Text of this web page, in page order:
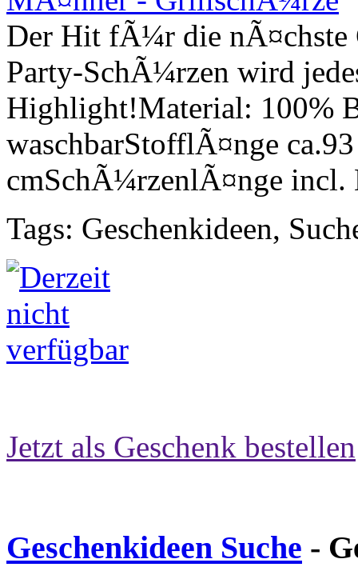
Der Hit fÃ¼r die
Party-SchÃ¼rzen wird
Highlight!Material: 100%
waschbarStofflÃ¤nge
cmSchÃ¼rzenlÃ¤nge incl.
Tags: Geschenkideen,
Jetzt als Geschenk bestellen
Geschenkideen Suche -